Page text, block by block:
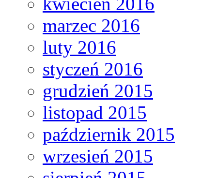
marzec 2016
luty 2016
styczeń 2016
grudzień 2015
listopad 2015
październik 2015
wrzesień 2015